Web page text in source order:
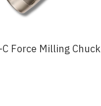
C Force Milling Chuck